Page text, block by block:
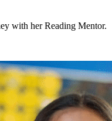
with her Reading Mentor.